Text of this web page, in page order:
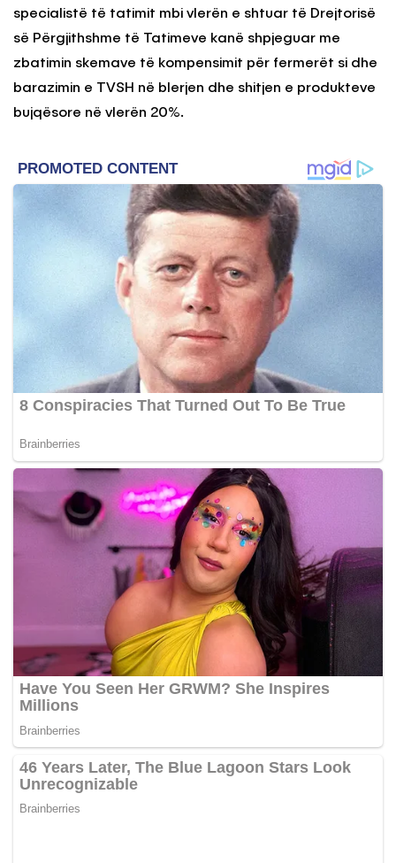
specialistë të tatimit mbi vlerën e shtuar të Drejtorisë
së Përgjithshme të Tatimeve kanë shpjeguar me
zbatimin skemave të kompensimit për fermerët si dhe
barazimin e TVSH në blerjen dhe shitjen e produkteve
bujqësore në vlerën 20%.